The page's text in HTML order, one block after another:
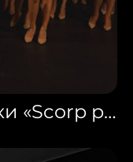
Танцевальные съёмки «Scorp production»